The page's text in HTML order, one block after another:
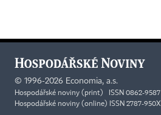
© 1996-2026 Economia, a.s.
Hospodářské noviny (print) ISSN 0862-9587
Hospodářské noviny (online) ISSN 2787-950X